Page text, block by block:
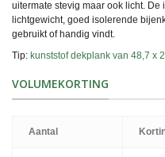
uitermate stevig maar ook licht.
lichtgewicht, goed isolerende
gebruikt of handig vindt.
Tip: kunststof dekplank van 48,7 x
VOLUMEKORTING
Aantal